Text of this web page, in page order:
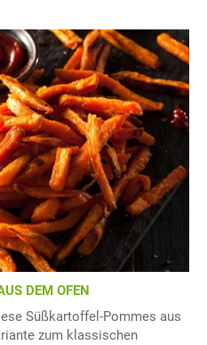
DEM OFEN
Süßkartoffel-Pommes aus
zum klassischen